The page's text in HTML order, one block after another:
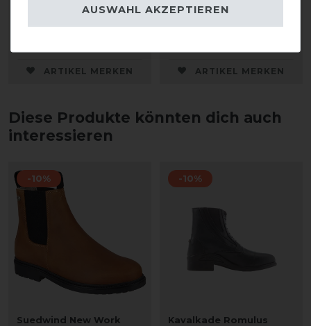
ARTIKEL MERKEN
195,00 € *
ARTIKEL MERKEN
Diese Produkte könnten dich auch
interessieren
-10%
Suedwind New Work
-10%
Kavalkade Romulus
AUSWAHL AKZEPTIEREN